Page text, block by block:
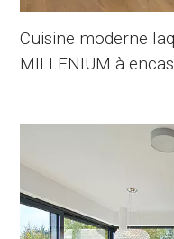
Cuisine moderne
MILLENIUM à